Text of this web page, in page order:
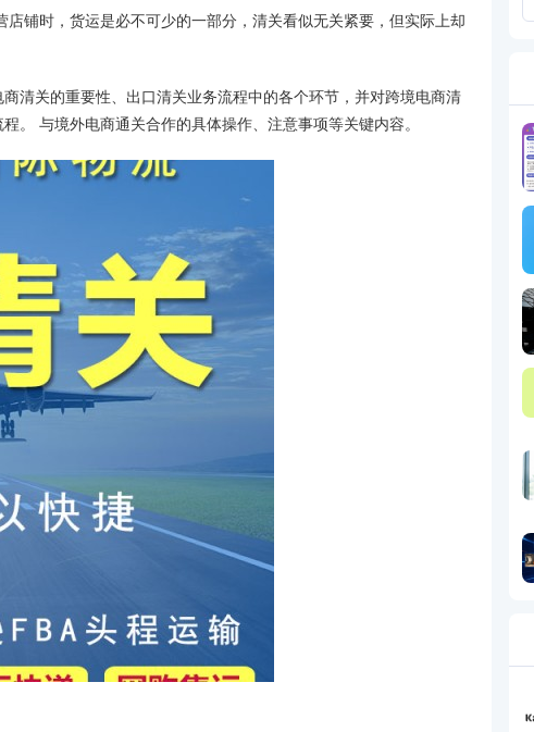
铺时，货运是必不可少的一部分，清关看似无关紧要，但实际上却
清关的重要性、出口清关业务流程中的各个环节，并对跨境电商清
。 与境外电商通关合作的具体操作、注意事项等关键内容。